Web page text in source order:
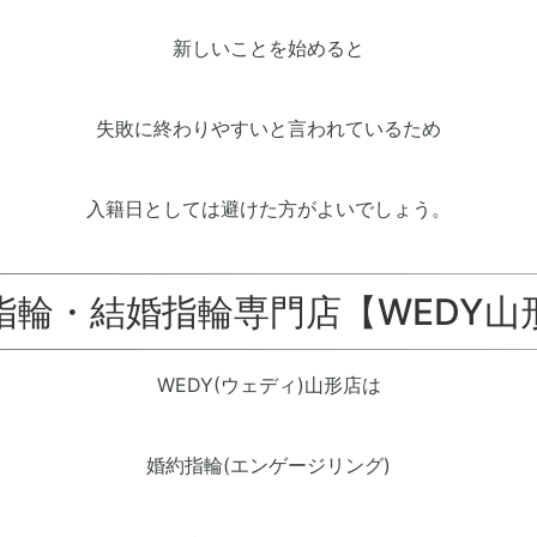
新しいことを始めると
失敗に終わりやすいと言われているため
入籍日としては避けた方がよいでしょう。
輪・結婚指輪専門店【WEDY山
WEDY(ウェディ)山形店は
婚約指輪(エンゲージリング)